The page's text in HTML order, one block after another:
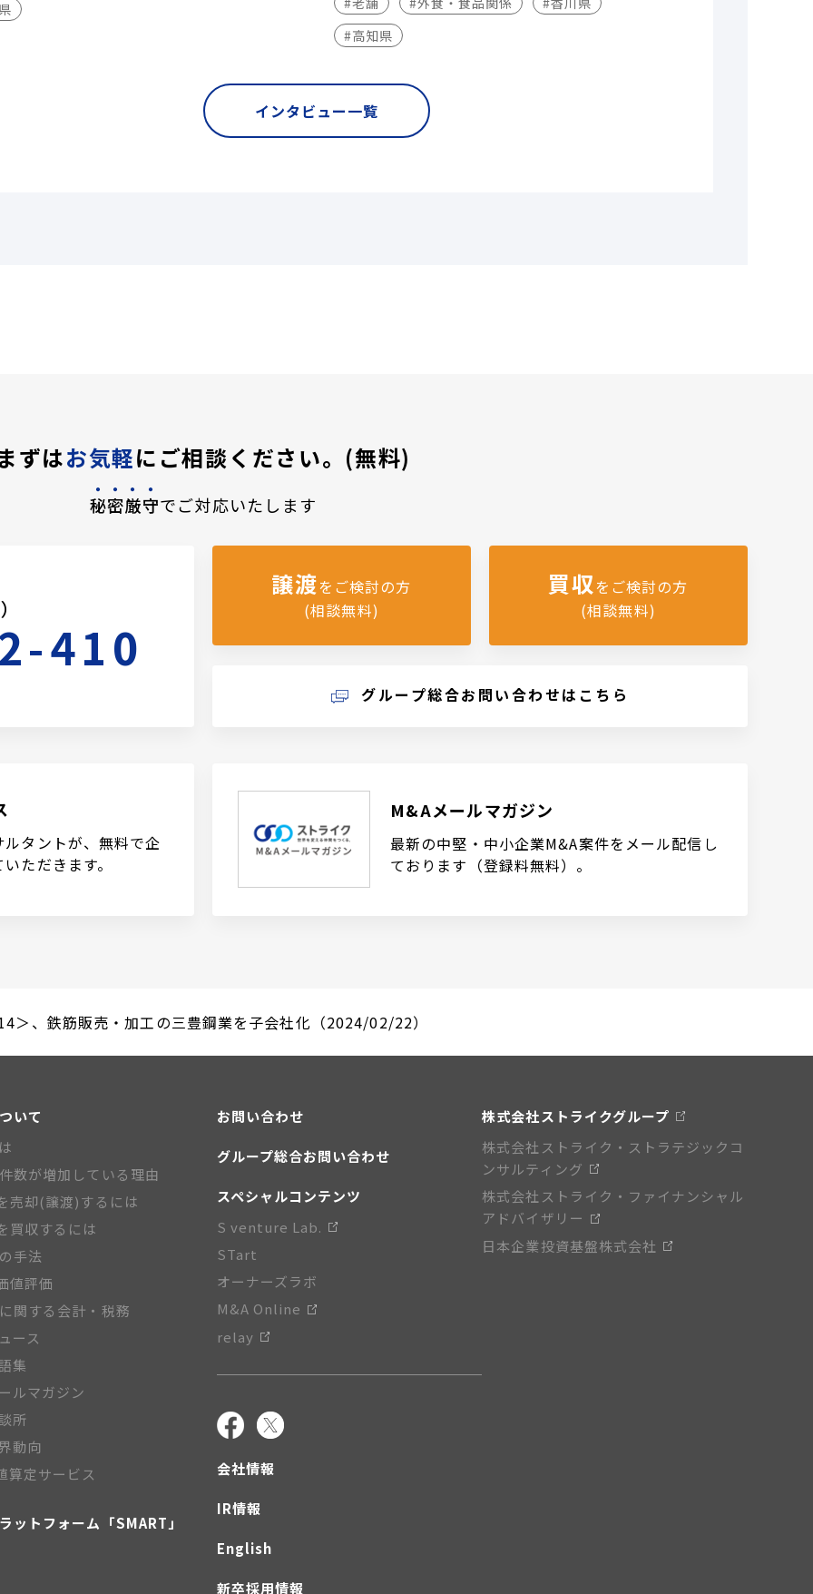
#高知県
インタビュー一覧
まずはお気軽にご相談ください。(無料)
秘密厳守でご対応いたします
410
譲渡をご検討の方
(相談無料)
買収をご検討の方
(相談無料)
グループ総合お問い合わせはこちら
タントが、無料で企
ただきます。
M&Aメールマガジン
最新の中堅・中小企業M&A案件をメール配信し
ております（登録料無料）。
＞、鉄筋販売・加工の三豊鋼業を子会社化（2024/02/22）
いて
数が増加している理由
売却(譲渡)するには
買収するには
手法
値評価
関する会計・税務
ース
集
ルマガジン
所
動向
算定サービス
ットフォーム「SMART」
お問い合わせ
グループ総合お問い合わせ
スペシャルコンテンツ
S venture Lab.
STart
オーナーズラボ
M&A Online
relay
会社情報
IR情報
English
新卒採用情報
株式会社ストライクグループ
株式会社ストライク・ストラテジックコ
ンサルティング
株式会社ストライク・ファイナンシャル
アドバイザリー
日本企業投資基盤株式会社